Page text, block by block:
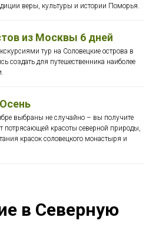
веры, культуры и истории Поморья.
из Москвы 6 дней
тур на Соловецкие острова в
создать для путешественника наиболее
выбраны не случайно – вы получите
потрясающей красоты северной природы,
красок соловецкого монастыря и
в Северную